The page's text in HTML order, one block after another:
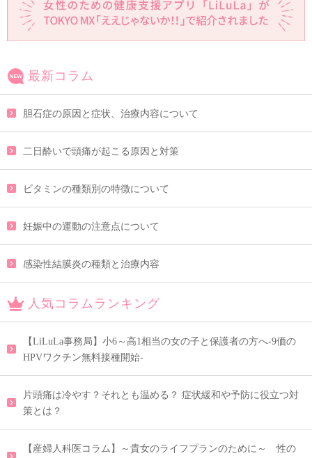
最新コラム
胆石症の原因と症状、治療内容について
二日酔いで頭痛が起こる原因と対策
ビタミンの種類別の特徴について
妊娠中の運動の注意点について
感染性結膜炎の種類と治療内容
人気コラムランキング
【LiLuLa事務局】小6～高1相当の女の子と保護者の方へ-9価の
HPVワクチン無料接種開始-
片頭痛は冷やす？それとも温める？ 症状緩和や予防に役立つ対
策とは？
【産婦人科医コラム】～貴女のライフプランのために～ 性の